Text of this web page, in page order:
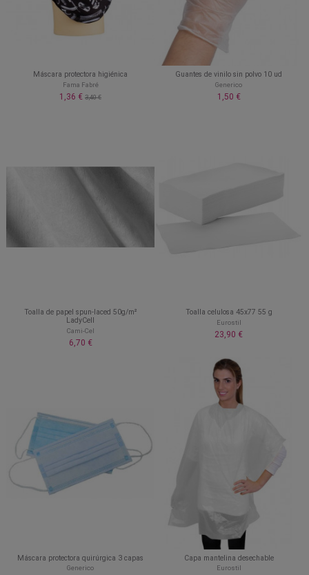
Máscara protectora higiénica
Fama Fabré
1,36 € 3,40 €
Guantes de vinilo sin polvo 10 ud
Generico
1,50 €
Toalla de papel spun-laced 50g/m²
LadyCell
Cami-Cel
6,70 €
Toalla celulosa 45x77 55 g
Eurostil
23,90 €
Máscara protectora quirúrgica 3 capas
Generico
Capa mantelina desechable
Eurostil